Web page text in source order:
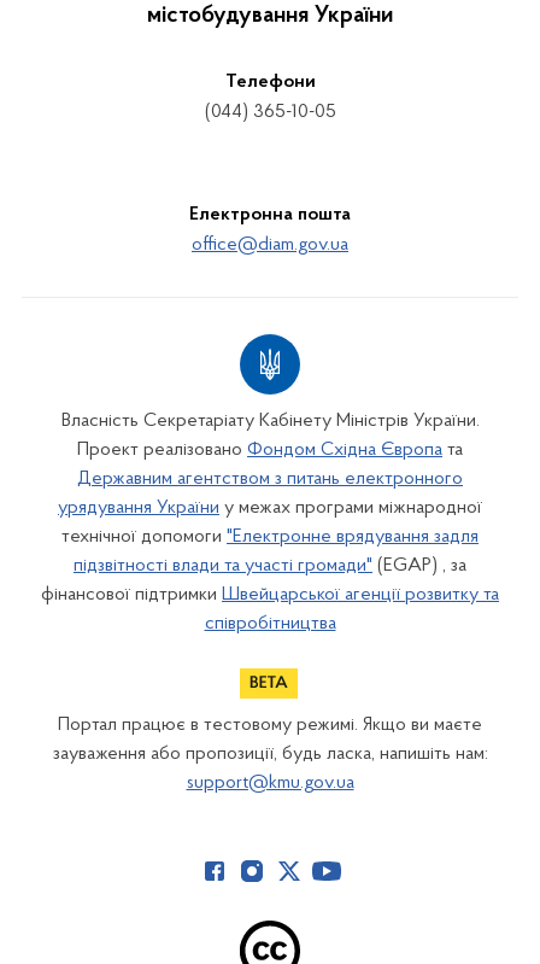
містобудування України
Телефони
(044) 365-10-05
Електронна пошта
office@diam.gov.ua
Власність Секретаріату Кабінету Міністрів України.
Проект реалізовано Фондом Східна Європа та
Державним агентством з питань електронного
урядування України у межах програми міжнародної
технічної допомоги "Електронне врядування задля
підзвітності влади та участі громади" (EGAP) , за
фінансової підтримки Швейцарської агенції розвитку та
співробітництва
Портал працює в тестовому режимі. Якщо ви маєте
зауваження або пропозиції, будь ласка, напишіть нам:
support@kmu.gov.ua